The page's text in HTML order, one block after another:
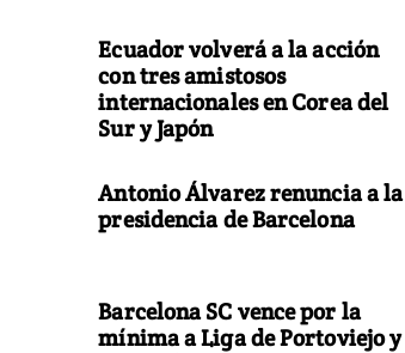
Ecuador volverá a la acción
con tres amistosos
internacionales en Corea del
Sur y Japón
Antonio Álvarez renuncia a la
presidencia de Barcelona
Barcelona SC vence por la
mínima a Liga de Portoviejo y